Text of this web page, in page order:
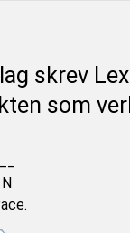
skrev
som